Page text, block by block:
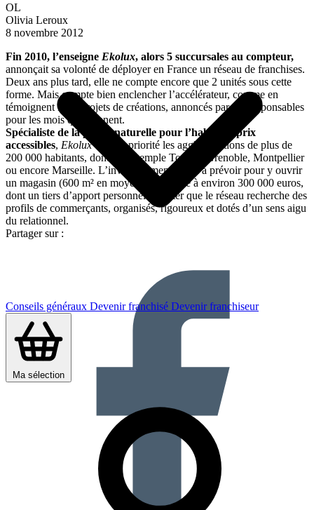
Conseils généraux Devenir franchisé Devenir franchiseur
Ma sélection
OL
Olivia Leroux
8 novembre 2012
Fin 2010, l’enseigne Ekolux, alors 5 succursales au compteur,
annonçait sa volonté de déployer en France un réseau de franchises.
Deux ans plus tard, elle ne compte encore que 2 unités sous cette
forme. Mais compte bien enclencher l’accélérateur, comme en
témoignent les 6 projets de créations, annoncés par ses responsables
pour les mois qui viennent.
Spécialiste de la pierre naturelle pour l’habitat à prix
accessibles, Ekoluxvise en priorité les agglomérations de plus de
200 000 habitants, dont par exemple Toulon, Grenoble, Montpellier
ou encore Marseille. L’investissement initial à prévoir pour y ouvrir
un magasin (600 m² en moyenne), s’élève à environ 300 000 euros,
dont un tiers d’apport personnel. A noter que le réseau recherche des
profils de commerçants, organisés, rigoureux et dotés d’un sens aigu
du relationnel.
Partager sur :